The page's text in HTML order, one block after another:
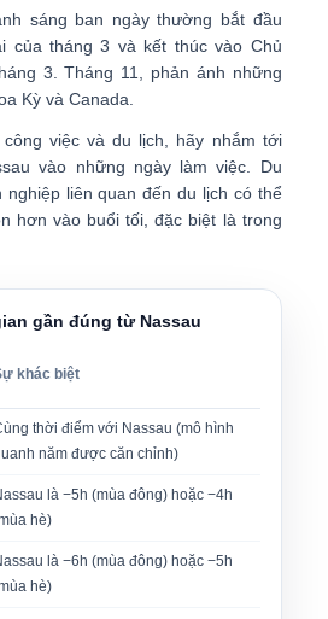
sáng ban ngày thường bắt đầu
của tháng 3 và kết thúc vào Chủ
3. Tháng 11, phản ánh những
Kỳ và Canada.
việc và du lịch, hãy nhắm tới
vào những ngày làm việc. Du
nghiệp liên quan đến du lịch có thể
hơn vào buổi tối, đặc biệt là trong
gần đúng từ Nassau
khác biệt
thời điểm với Nassau (mô hình
năm được căn chỉnh)
là −5h (mùa đông) hoặc −4h
hè)
là −6h (mùa đông) hoặc −5h
hè)